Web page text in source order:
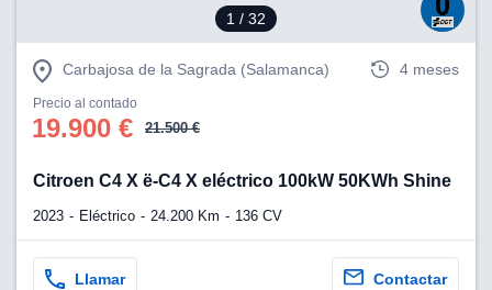
1 / 32
Carbajosa de la Sagrada (Salamanca) 4 meses
Precio al contado
19.900 € 21.500 €
Citroen C4 X ë-C4 X eléctrico 100kW 50KWh Shine
2023 Eléctrico 24.200 Km 136 CV
Llamar Contactar